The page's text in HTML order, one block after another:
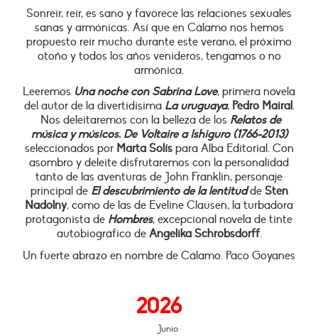
Sonreír, reír, es sano y favorece las relaciones sexuales
sanas y armónicas. Así que en Cálamo nos hemos
propuesto reír mucho durante este verano, el próximo
otoño y todos los años venideros, tengamos o no
armónica.
Leeremos Una noche con Sabrina Love, primera novela
del autor de la divertidísima La uruguaya, Pedro Mairal.
Nos deleitaremos con la belleza de los Relatos de
música y músicos. De Voltaire a Ishiguro (1766-2013)
seleccionados por Marta Solíspara Alba Editorial. Con
asombro y deleite disfrutaremos con la personalidad
tanto de las aventuras de John Franklin, personaje
principal de El descubrimiento de la lentitudde Sten
Nadolny, como de las de Eveline Clausen, la turbadora
protagonista de Hombres, excepcional novela de tinte
autobiográfico de Angelika Schrobsdorff.
Un fuerte abrazo en nombre de Cálamo. Paco Goyanes
2026
Junio